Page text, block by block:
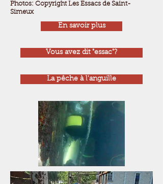
Photos: Copyright Les Essacs de Saint-
Simeux
En savoir plus
Vous avez dit "essac"?
La pêche à l'anguille